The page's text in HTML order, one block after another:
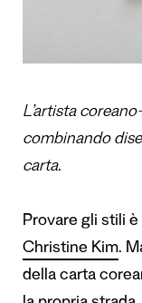
L’artista
combinando
carta.
Provare gli stili
Christine Kim.
della carta